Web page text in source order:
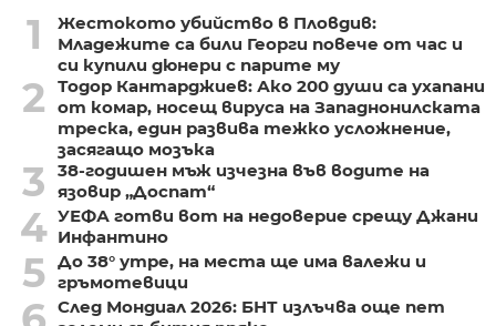
1
Жестокото убийство в Пловдив:
Младежите са били Георги повече от час и
си купили дюнери с парите му
2
Тодор Кантарджиев: Ако 200 души са ухапани
от комар, носещ вируса на Западнонилската
треска, един развива тежко усложнение,
засягащо мозъка
3
38-годишен мъж изчезна във водите на
язовир „Доспат“
4 УЕФА готви вот на недоверие срещу Джани
Инфантино
5 До 38° утре, на места ще има валежи и
гръмотевици
След Мондиал 2026: БНТ излъчва още пет